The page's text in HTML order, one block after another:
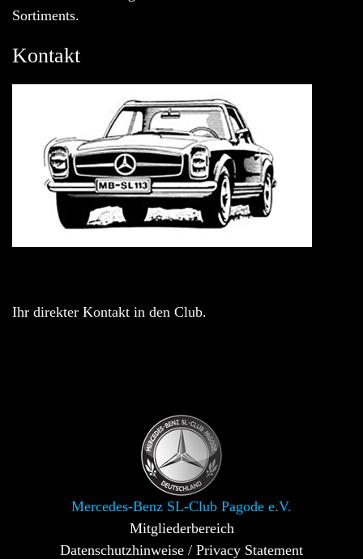
Sortiments.
Kontakt
Ihr direkter Kontakt in den Club.
Mercedes-Benz SL-Club Pagode e.V.
Mitgliederbereich
Datenschutzhinweise / Privacy Statement